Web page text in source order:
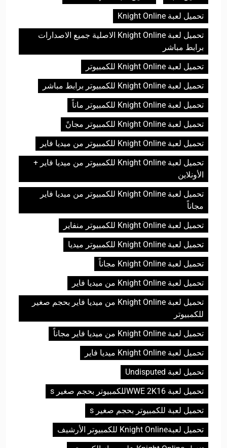
تحميل لعبة Knight Online
تحميل لعبة Knight Online الاصلية جميع الاصدارات
برابط مباشر
تحميل لعبة Knight Online للكمبيوتر
تحميل لعبة Knight Online للكمبيوتر برابط مباشر
تحميل لعبة Knight Online للكمبيوتر ماناً
تحميل لعبة Knight Online للكمبيوتر مجانً
تحميل لعبة Knight Online للكمبيوتر من ميديا فاير
تحميل لعبة Knight Online للكمبيوتر من ميديا فاير +
الأونلاين
تحميل لعبة Knight Online للكمبيوتر من ميديا فاير
مجاناً
تحميل لعبة Knight Online للكمبيوتر منفاير
تحميل لعبة Knight Online للكمبيوتر ميديا
تحميل لعبة Knight Online مجاناً
تحميل لعبة Knight Online من ميديا فاير
تحميل لعبة Knight Online من ميديا فاير بحجم صغير
للكمبيوتر
تحميل لعبة Knight Online من ميديا فاير مجاناً
تحميل لعبة Knight Online ميديا فاير
تحميل لعبة Undisputed
تحميل لعبة WWE 2K16للكمبيوتر بحجم صغير s
تحميل لعبة للكمبيوتر بحجم صغير s
تحميل لعبةKnight Online للكمبيوتر الأرشيف